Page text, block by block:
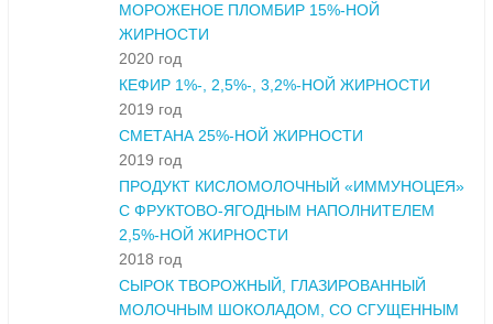
МОРОЖЕНОЕ ПЛОМБИР 15%-НОЙ
ЖИРНОСТИ
2020 год
КЕФИР 1%-, 2,5%-, 3,2%-НОЙ ЖИРНОСТИ
2019 год
СМЕТАНА 25%-НОЙ ЖИРНОСТИ
2019 год
ПРОДУКТ КИСЛОМОЛОЧНЫЙ «ИММУНОЦЕЯ»
С ФРУКТОВО-ЯГОДНЫМ НАПОЛНИТЕЛЕМ
2,5%-НОЙ ЖИРНОСТИ
2018 год
СЫРОК ТВОРОЖНЫЙ, ГЛАЗИРОВАННЫЙ
МОЛОЧНЫМ ШОКОЛАДОМ, СО СГУЩЕННЫМ